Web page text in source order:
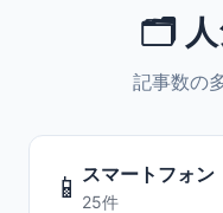
🗂️ 人
記事数の
📱 スマートフォン
25件